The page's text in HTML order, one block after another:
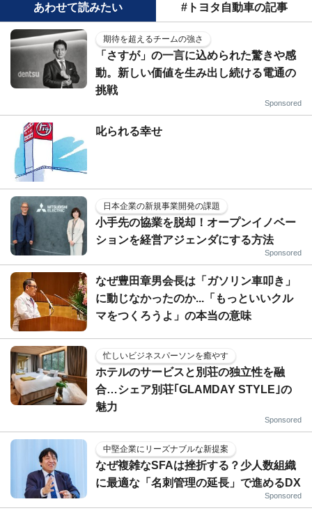
あわせて読みたい #トヨタ自動車の記事
期待を超えるチームの強さ
「さすが」の一言に込められた驚きや感
動。新しい価値を生み出し続ける電通の
挑戦
Sponsored
叱られる幸せ
日本企業の新規事業開発の課題
小手先の協業を脱却！オープンイノベー
ションを経営アジェンダにする方法
Sponsored
なぜ豊田章男会長は「ガソリン車叩き」
に動じなかったのか...「もっといいクル
マをつくろうよ」の本当の意味
忙しいビジネスパーソンを癒やす
ホテルのサービスと別荘の独立性を融
合…シェア別荘｢GLAMDAY STYLE｣の
魅力
Sponsored
中堅企業にリーズナブルな新提案
なぜ複雑なSFAは挫折する？少人数組織
に最適な「名刺管理の延長」で進めるDX
Sponsored